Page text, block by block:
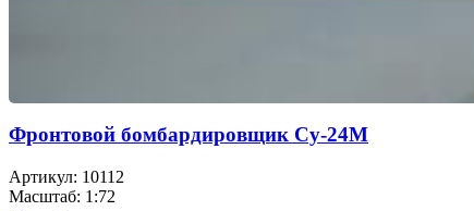
Фронтовой бомбардировщик Су-24М
Артикул: 10112
Масштаб: 1:72